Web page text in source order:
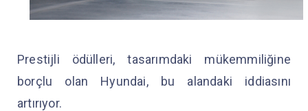
Prestijli ödülleri, tasarımdaki mükemmiliğine
borçlu olan Hyundai, bu alandaki iddiasını
artırıyor.